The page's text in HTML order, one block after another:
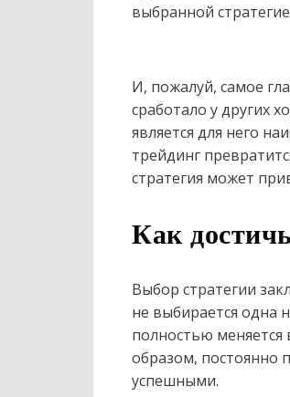
выбранной
И, пожалуй, самое
сработало у других
является для него
трейдинг
стратегия может
Как
Выбор стратегии
не выбирается одна
полностью
образом, постоянно
успешными.